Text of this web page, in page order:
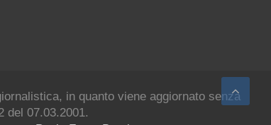
in quanto viene aggiornato senza
del 07.03.2001.